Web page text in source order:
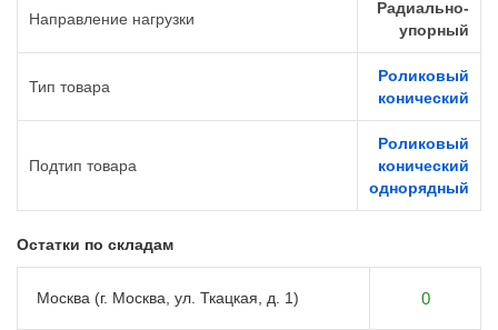
Направление нагрузки
Радиально-
упорный
Тип товара
Роликовый
конический
Подтип товара
Роликовый
конический
однорядный
Остатки по складам
Москва (г. Москва, ул. Ткацкая, д. 1) 0